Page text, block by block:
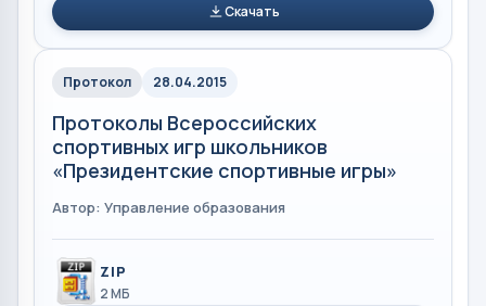
Скачать
Протокол 28.04.2015
Протоколы Всероссийских
спортивных игр школьников
«Президентские спортивные игры»
Автор: Управление образования
ZIP
2 МБ